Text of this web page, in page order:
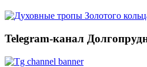
Telegram-канал